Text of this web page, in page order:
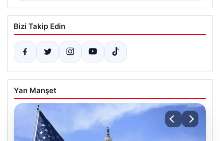
Bizi Takip Edin
Yan Manşet